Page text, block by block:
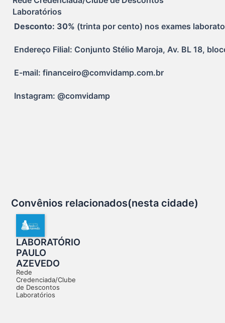
Laboratórios
Desconto: 30% (trinta por cento) nos exames
Endereço Filial: Conjunto Stélio Maroja, Av. BL 18,
E-mail: financeiro@comvidamp.com.br
Instagram: @comvidamp
Convênios relacionados(nesta cidade)
LABORATÓRIO
PAULO
AZEVEDO
Rede
Credenciada/Clube
de Descontos
Laboratórios